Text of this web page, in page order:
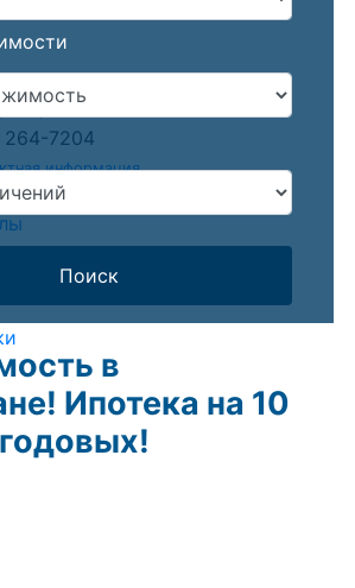
Доминикане
903-3000
264-7204
информация
Поиск
в
Ипотека на 10